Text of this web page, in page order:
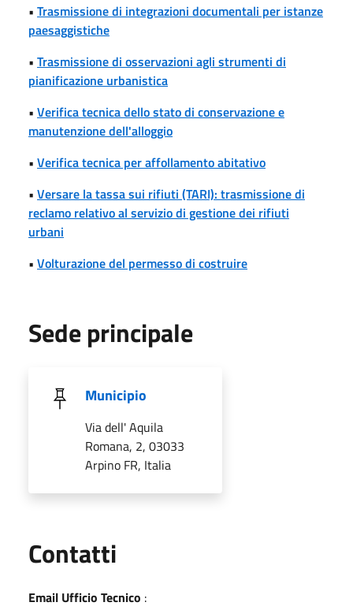
• Trasmissione di integrazioni documentali per istanze
paesaggistiche
• Trasmissione di osservazioni agli strumenti di
pianificazione urbanistica
• Verifica tecnica dello stato di conservazione e
manutenzione dell'alloggio
• Verifica tecnica per affollamento abitativo
• Versare la tassa sui rifiuti (TARI): trasmissione di
reclamo relativo al servizio di gestione dei rifiuti
urbani
• Volturazione del permesso di costruire
Sede principale
Municipio
Via dell' Aquila
Romana, 2, 03033
Arpino FR, Italia
Contatti
Email Ufficio Tecnico :